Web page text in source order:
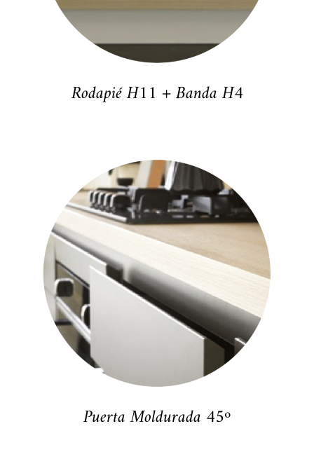
Rodapié H11 + Banda H4
Puerta Moldurada 45º